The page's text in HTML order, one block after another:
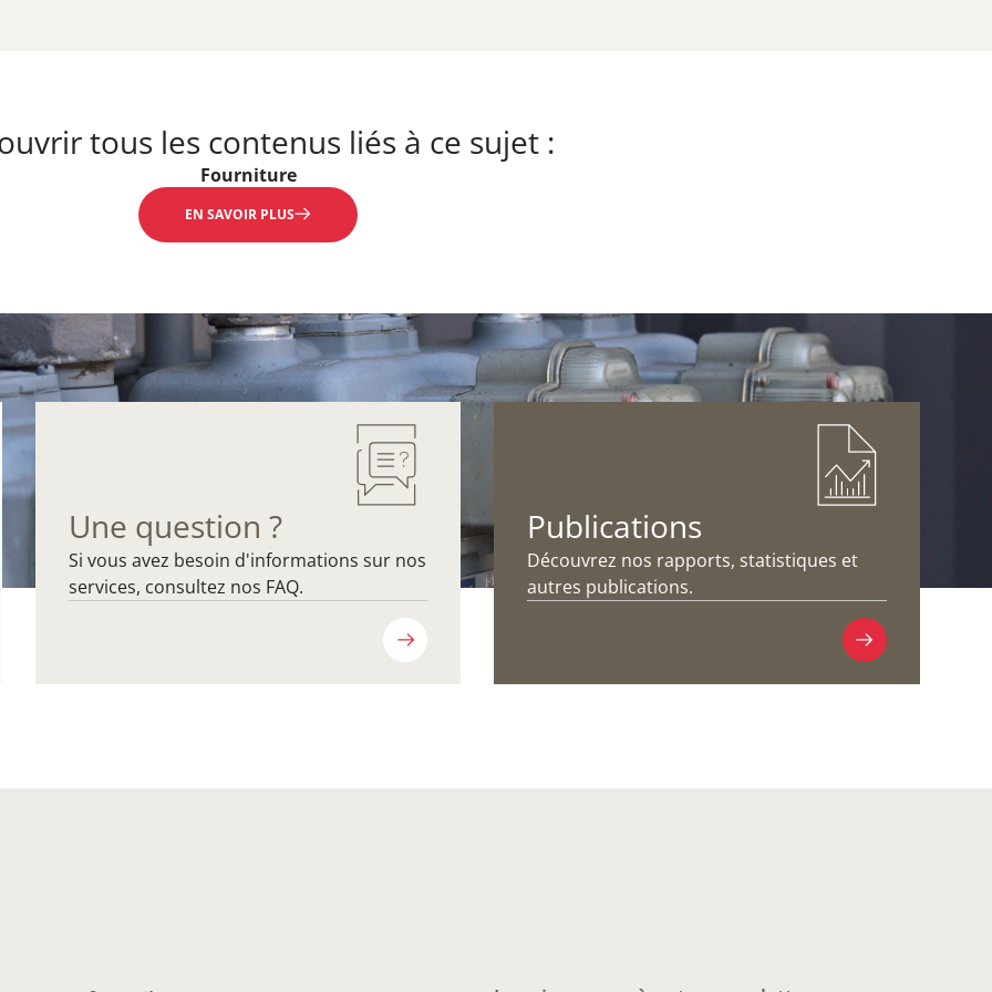
tous les contenus liés à ce sujet :
Fourniture
EN SAVOIR PLUS
Une question ?
Si vous avez besoin d'informations sur nos
services, consultez nos FAQ.
Publications
Découvrez nos rapports, statistiques et
autres publications.